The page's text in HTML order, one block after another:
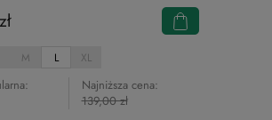
Najniższa cena:
139,00 zł
M L XL